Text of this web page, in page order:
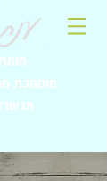
מוסמכת